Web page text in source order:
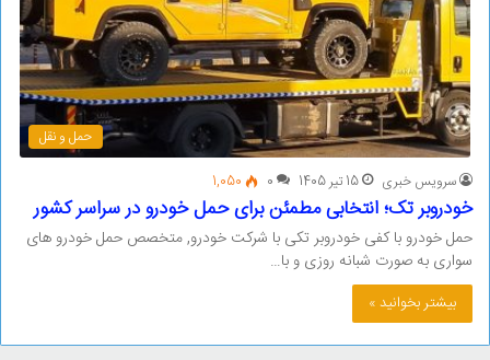
حمل و نقل
سرویس خبری 15 تیر 1405 0
1,050
خودروبر تک؛ انتخابی مطمئن برای حمل خودرو در سراسر کشور
حمل خودرو با کفی خودروبر تکی با شرکت خودرو, متخصص حمل خودرو های
سواری به صورت شبانه روزی و با…
بیشتر بخوانید »